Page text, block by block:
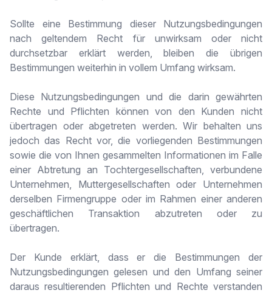
Sollte eine Bestimmung dieser Nutzungsbedingungen
nach geltendem Recht für unwirksam oder nicht
durchsetzbar erklärt werden, bleiben die übrigen
Bestimmungen weiterhin in vollem Umfang wirksam.
Diese Nutzungsbedingungen und die darin gewährten
Rechte und Pflichten können von den Kunden nicht
übertragen oder abgetreten werden. Wir behalten uns
jedoch das Recht vor, die vorliegenden Bestimmungen
sowie die von Ihnen gesammelten Informationen im Falle
einer Abtretung an Tochtergesellschaften, verbundene
Unternehmen, Muttergesellschaften oder Unternehmen
derselben Firmengruppe oder im Rahmen einer anderen
geschäftlichen Transaktion abzutreten oder zu
übertragen.
Der Kunde erklärt, dass er die Bestimmungen der
Nutzungsbedingungen gelesen und den Umfang seiner
daraus resultierenden Pflichten und Rechte verstanden